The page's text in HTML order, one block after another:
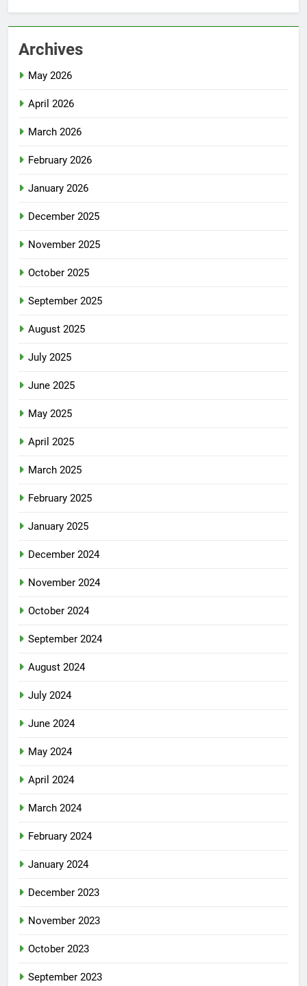
Archives
May 2026
April 2026
March 2026
February 2026
January 2026
December 2025
November 2025
October 2025
September 2025
August 2025
July 2025
June 2025
May 2025
April 2025
March 2025
February 2025
January 2025
December 2024
November 2024
October 2024
September 2024
August 2024
July 2024
June 2024
May 2024
April 2024
March 2024
February 2024
January 2024
December 2023
November 2023
October 2023
September 2023